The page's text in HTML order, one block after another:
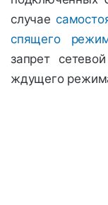
случае
спящего
запрет
ждущего